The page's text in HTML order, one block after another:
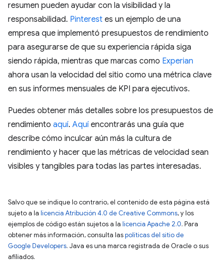
resumen pueden ayudar con la visibilidad y la
responsabilidad. Pinterest es un ejemplo de una
empresa que implementó presupuestos de rendimiento
para asegurarse de que su experiencia rápida siga
siendo rápida, mientras que marcas como Experian
ahora usan la velocidad del sitio como una métrica clave
en sus informes mensuales de KPI para ejecutivos.
Puedes obtener más detalles sobre los presupuestos de
rendimiento aquí. Aquí encontrarás una guía que
describe cómo inculcar aún más la cultura de
rendimiento y hacer que las métricas de velocidad sean
visibles y tangibles para todas las partes interesadas.
Salvo que se indique lo contrario, el contenido de esta página está
sujeto a la licencia Atribución 4.0 de Creative Commons, y los
ejemplos de código están sujetos a la licencia Apache 2.0. Para
obtener más información, consulta laspolíticas del sitio de
Google Developers. Java es una marca registrada de Oracle o sus
afiliados.